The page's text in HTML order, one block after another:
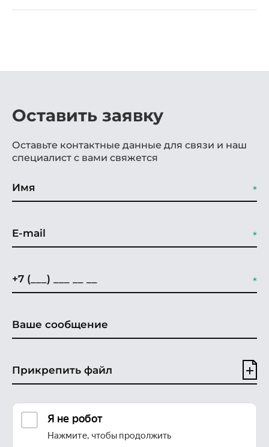
Оставить заявку
Оставьте контактные данные для связи и наш
специалист с вами свяжется
Прикрепить файл